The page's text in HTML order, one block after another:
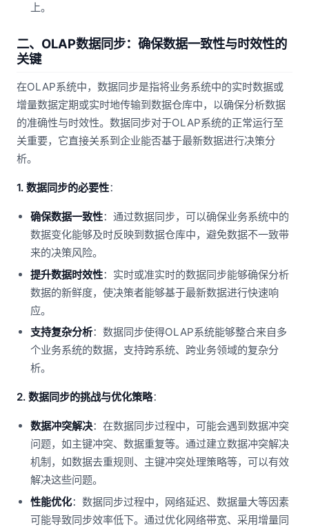
上。
二、OLAP数据同步：确保数据一致性与时效性的
关键
在OLAP系统中，数据同步是指将业务系统中的实时数据或
增量数据定期或实时地传输到数据仓库中，以确保分析数据
的准确性与时效性。数据同步对于OLAP系统的正常运行至
关重要，它直接关系到企业能否基于最新数据进行决策分
析。
1. 数据同步的必要性：
确保数据一致性：通过数据同步，可以确保业务系统中的
数据变化能够及时反映到数据仓库中，避免数据不一致带
来的决策风险。
提升数据时效性：实时或准实时的数据同步能够确保分析
数据的新鲜度，使决策者能够基于最新数据进行快速响
应。
支持复杂分析：数据同步使得OLAP系统能够整合来自多
个业务系统的数据，支持跨系统、跨业务领域的复杂分
析。
2. 数据同步的挑战与优化策略：
数据冲突解决：在数据同步过程中，可能会遇到数据冲突
问题，如主键冲突、数据重复等。通过建立数据冲突解决
机制，如数据去重规则、主键冲突处理策略等，可以有效
解决这些问题。
性能优化：数据同步过程中，网络延迟、数据量大等因素
可能导致同步效率低下。通过优化网络带宽、采用增量同